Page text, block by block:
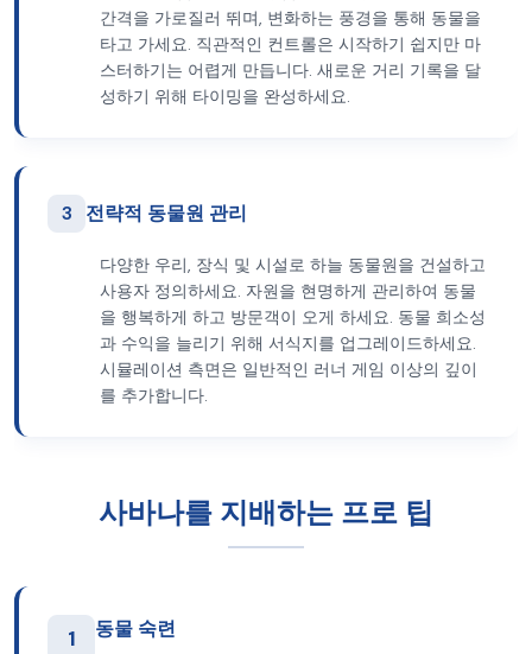
간격을 가로질러 뛰며, 변화하는 풍경을 통해 동물을
타고 가세요. 직관적인 컨트롤은 시작하기 쉽지만 마
스터하기는 어렵게 만듭니다. 새로운 거리 기록을 달
성하기 위해 타이밍을 완성하세요.
3 전략적 동물원 관리
다양한 우리, 장식 및 시설로 하늘 동물원을 건설하고
사용자 정의하세요. 자원을 현명하게 관리하여 동물
을 행복하게 하고 방문객이 오게 하세요. 동물 희소성
과 수익을 늘리기 위해 서식지를 업그레이드하세요.
시뮬레이션 측면은 일반적인 러너 게임 이상의 깊이
를 추가합니다.
사바나를 지배하는 프로 팁
1 동물 숙련